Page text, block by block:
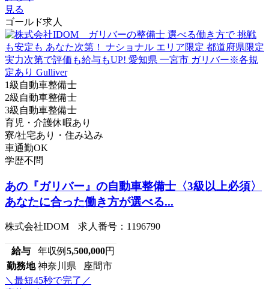
見る
ゴールド求人
1級自動車整備士
2級自動車整備士
3級自動車整備士
育児・介護休暇あり
寮/社宅あり・住み込み
車通勤OK
学歴不問
あの『ガリバー』の自動車整備士〈3級以上必須〉
あなたに合った働き方が選べる...
株式会社IDOM 求人番号：1196790
給与 年収例 5,500,000円
勤務地 神奈川県 座間市
＼最短45秒で完了／